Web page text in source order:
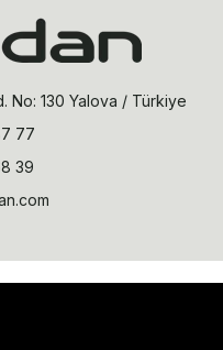
No: 130 Yalova / Türkiye
77
39